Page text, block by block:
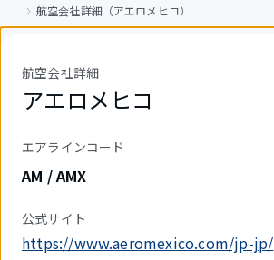
航空会社詳細（アエロメヒコ）
航空会社詳細
アエロメヒコ
エアラインコード
AM / AMX
公式サイト
https://www.aeromexico.com/jp-jp/